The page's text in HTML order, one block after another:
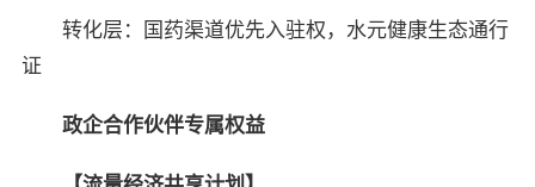
转化层：国药渠道优先入驻权，水元健康生态通行
证
政企合作伙伴专属权益